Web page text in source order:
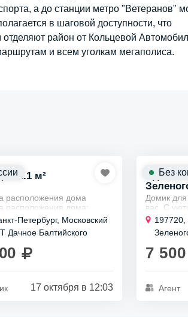
а до станции метро "Ветеранов"
в шаговой доступности, что
отделяют район от Кольцевой
и всем уголкам мегаполиса.
112.1 м²
расположения дома
расположения дома:
парку им. 300-летия Санкт-
Петербург, Московский
Дачное Балтийского
17 октября в 12:03
Сдам
Домик для
вас. С
шумных
так как
197720,
7 500
Агент
Без